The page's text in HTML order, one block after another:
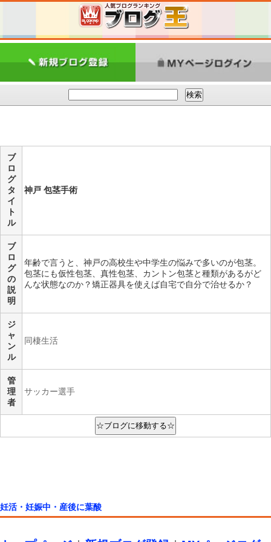
ブ
ロ
グ
タ
イ
ト
ル
神戸 包茎手術
ブ
ロ
グ
の
説
明
年齢で言うと、神戸の高校生や中学生の悩みで多いのが包茎。
包茎にも仮性包茎、真性包茎、カントン包茎と種類があるがど
んな状態なのか？矯正器具を使えば自宅で自分で治せるか？
ジ
ャ
ン
ル
同棲生活
管
理
者
サッカー選手
妊活・妊娠中・産後に葉酸